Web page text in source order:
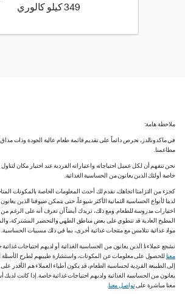
349 كيلو كالوري 349 كيلو سعرة حرارية
ملاحظة هامة:
في ماكدونالدز، نحرص دائماً على تقديم قائمة طعام عالية الجودة وذات
مطاعمنا.
نحن نتفهم أن لكل عميل احتياجاته واعتباراته الفردية عند اختيار مكان
خاصة أولئك الذين يعانون من الحساسية الغذائية.
كجزء من التزامنا اتجاهك، نقدم لك أحدث المعلومات الخاصة بالمكونات
لدينا لأنواع الحساسية الثمانية الأكثر شيوعاً، حتى يتمكن ضيوفنا الذين
اختيارات مدروسة للطعام. ومع ذلك، نريدك أيضاً أن تعرف أنه على الرغم من
المطبخ العادية قد تنطوي على بعض مناطق الطهي والتحضير المشتركة،
مواد غذائية تتلامس مع منتجات غذائية أخرى، بما في ذلك مسببات الحساسية.
نشجع عملاءنا الذين يعانون من الحساسية الغذائية أو لديهم احتياجات
معنا للحصول على معلومات عن المكونات، واستشارة طبيبهم لطرح الأسئلة
إلى الطبيعة الفردية لحساسية الطعام، قد يكون أطباء العملاء هم الأقدر
يعانون من الحساسية الغذائية ولديهم احتياجات غذائية خاصة. إذا كانت
معنا مباشرة علىتواصل معنا.